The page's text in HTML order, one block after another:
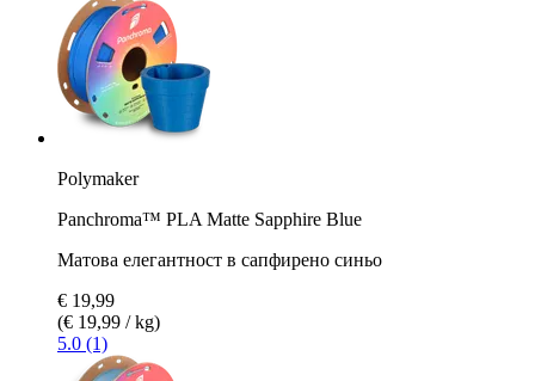
Polymaker
Panchroma™ PLA Matte Sapphire Blue
Матова елегантност в сапфирено синьо
€ 19,99
(€ 19,99 / kg)
5.0 (1)